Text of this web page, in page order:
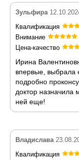
Зульфира
Квалификация
Внимание
Цена-качество
Ирина
впервые, выбрала
подробно
доктор назначила
ней еще!
Владислава
Квалификация